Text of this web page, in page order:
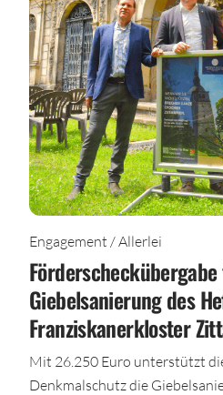
Engagement / Allerlei
Giebelsanierung des
Franziskanerkloster
Mit 26.250 Euro unterstützt
Denkmalschutz die